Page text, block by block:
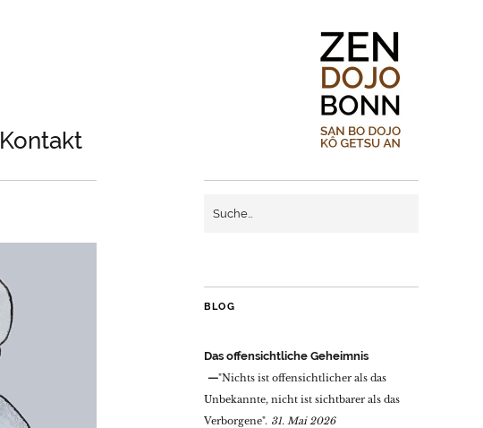
Kontakt
BLOG
Das offensichtliche Geheimnis
"Nichts ist offensichtlicher als das
Unbekannte, nicht ist sichtbarer als das
Verborgene". 31. Mai 2026